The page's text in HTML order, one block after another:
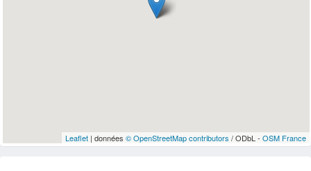
Leaflet| données © OpenStreetMap contributors / ODbL - OSM France